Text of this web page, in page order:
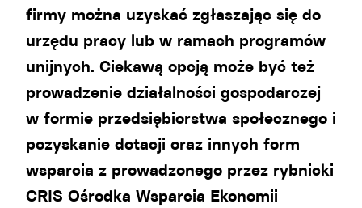
firmy można uzyskać zgłaszając się do
urzędu pracy lub w ramach programów
unijnych. Ciekawą opcją może być też
prowadzenie działalności gospodarczej
w formie przedsiębiorstwa społecznego i
pozyskanie dotacji oraz innych form
wsparcia z prowadzonego przez rybnicki
CRIS Ośrodka Wsparcia Ekonomii